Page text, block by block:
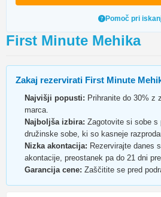
Pomoč pri
First Minute Mehika
Zakaj rezervirati First Minute
Najvišji popusti: Prihranite do 30% z
marca.
Najboljša izbira: Zagotovite si sobe s
družinske sobe, ki so kasneje
Nizka akontacija: Rezervirajte danes
akontacije, preostanek pa do 21 dni
Garancija cene: Zaščitite se pred